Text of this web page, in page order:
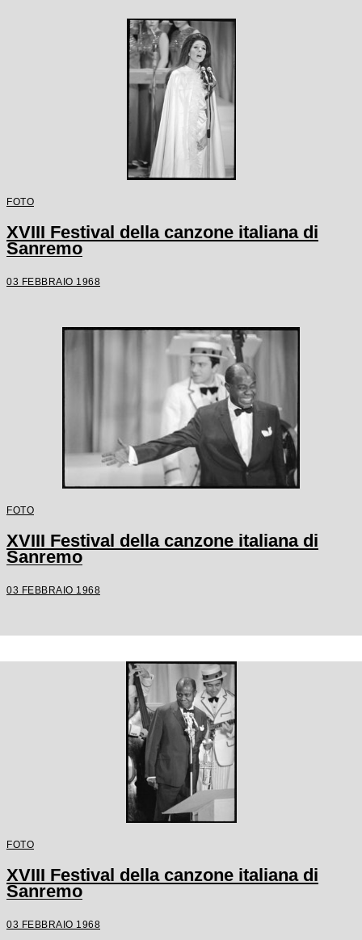
FOTO
XVIII Festival della canzone italiana di
Sanremo
03 FEBBRAIO 1968
FOTO
XVIII Festival della canzone italiana di
Sanremo
03 FEBBRAIO 1968
FOTO
XVIII Festival della canzone italiana di
Sanremo
03 FEBBRAIO 1968